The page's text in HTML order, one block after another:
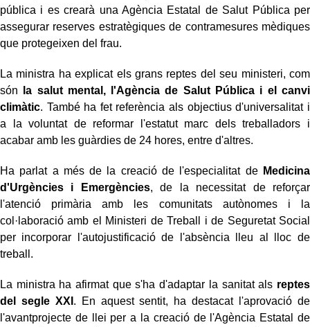
pública i es crearà una Agència Estatal de Salut Pública per
assegurar reserves estratègiques de contramesures mèdiques
que protegeixen del frau.
La ministra ha explicat els grans reptes del seu ministeri, com
són
la salut mental, l'Agència de Salut Pública i el canvi
climàtic. També ha fet referència als objectius d'universalitat i
a la voluntat de reformar l'estatut marc dels treballadors i
acabar amb les guàrdies de 24 hores, entre d'altres.
Ha parlat a més de la creació de l'especialitat de Medicina
d'Urgències i Emergències, de la necessitat de reforçar
l'atenció primària amb les comunitats autònomes i la
col·laboració amb el Ministeri de Treball i de Seguretat Social
per incorporar l'autojustificació de l'absència lleu al lloc de
treball.
La ministra ha afirmat que s'ha d'adaptar la sanitat als reptes
del segle XXI . En aquest sentit, ha destacat l'aprovació de
l'avantprojecte de llei per a la creació de l'Agència Estatal de